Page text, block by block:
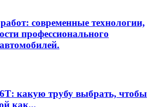
современные технологии,
профессионального
какую трубу выбрать, чтобы
как...